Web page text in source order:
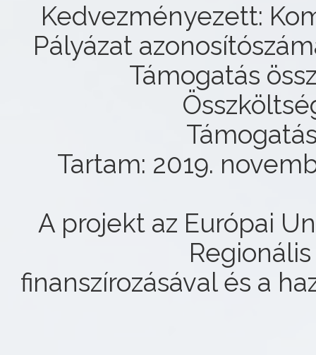
Kedvezményezett:
Pályázat
Támogatás
Tartam: 2019.
A projekt az Európai
finanszírozásával és a